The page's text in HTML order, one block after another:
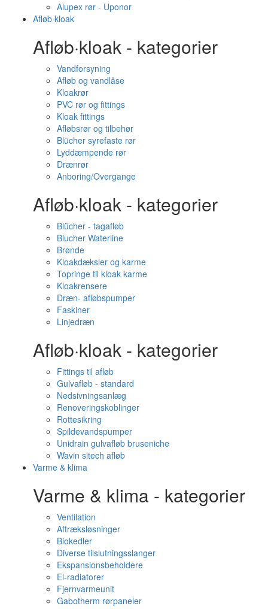
Alupex rør - Uponor
Afløb·kloak
Afløb·kloak - kategorier
Vandforsyning
Afløb og vandlåse
Kloakrør
PVC rør og fittings
Kloak fittings
Afløbsrør og tilbehør
Blücher syrefaste rør
Lyddæmpende rør
Drænrør
Anboring/Overgange
Afløb·kloak - kategorier
Blücher - tagafløb
Blucher Waterline
Brønde
Kloakdæksler og karme
Topringe til kloak karme
Kloakrensere
Dræn- afløbspumper
Faskiner
Linjedræn
Afløb·kloak - kategorier
Fittings til afløb
Gulvafløb - standard
Nedsivningsanlæg
Renoveringskoblinger
Rottesikring
Spildevandspumper
Unidrain gulvafløb bruseniche
Wavin sitech afløb
Varme & klima
Varme & klima - kategorier
Ventilation
Aftræksløsninger
Biokedler
Diverse tilslutningsslanger
Ekspansionsbeholdere
El-radiatorer
Fjernvarmeunit
Gabotherm rørpaneler